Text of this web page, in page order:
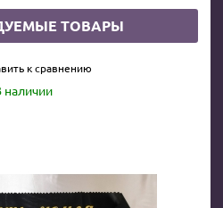
ТОВАРЫ
к сравнению
наличии